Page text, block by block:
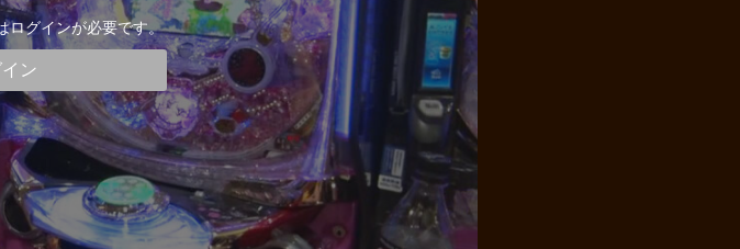
ログインが必要です。
ン